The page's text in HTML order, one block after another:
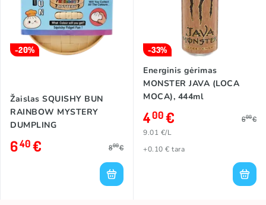
-20%
Žaislas SQUISHY BUN
RAINBOW MYSTERY
DUMPLING
640€ 800€
-33%
Energinis gėrimas
MONSTER JAVA (LOCA
MOCA), 444ml
400€ 600€
9.01 €/L
+0.10 € tara